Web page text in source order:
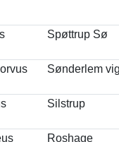
Spøttrup Sø
Sønderlem
Silstrup
Roshage